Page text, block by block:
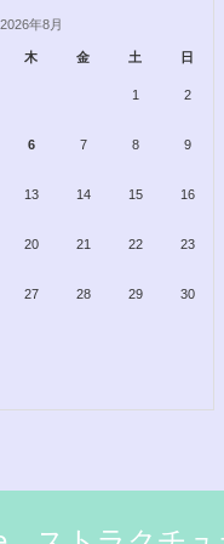
2026年8月
木 金 土 日
1 2
6 7 8 9
13 14 15 16
20 21 22 23
27 28 29 30